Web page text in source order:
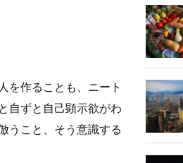
を作ることも、ニート
自ずと自己顕示欲がわ
うこと、そう意識する